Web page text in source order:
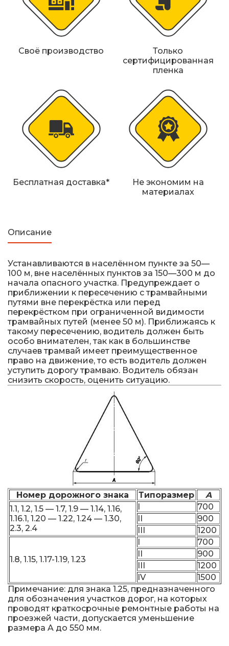
Своё производство
Только
сертифицированная
пленка
Бесплатная доставка*
Не экономим на
материалах
Описание
Устанавливаются в населённом пункте за 50—
100 м, вне населённых пунктов за 150—300 м до
начала опасного участка. Предупреждает о
приближении к пересечению с трамвайными
путями вне перекрёстка или перед
перекрёстком при ограниченной видимости
трамвайных путей (менее 50 м). Приближаясь к
такому пересечению, водитель должен быть
особо внимателен, так как в большинстве
случаев трамвай имеет преимущественное
право на движение, то есть водитель должен
уступить дорогу трамваю. Водитель обязан
снизить скорость, оценить ситуацию.
Номер дорожного знака Типоразмер
A
1.1, 1.2, 1.5 — 1.7, 1.9 — 1.14, 1.16,
1.16.1, 1.20 — 1.22, 1.24 — 1.30,
2.3, 2.4
I
700
II
900
III
1200
1.8, 1.15, 1.17-1.19, 1.23
I
700
II
900
III
1200
IV
1500
Примечание: для знака 1.25, предназначенного
для обозначения участков дорог, на которых
проводят краткосрочные ремонтные работы на
проезжей части, допускается уменьшение
размера A до 550 мм.